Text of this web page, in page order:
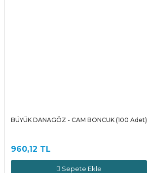
BÜYÜK DANAGÖZ - CAM BONCUK (100 Adet)
960,12 TL
Sepete Ekle